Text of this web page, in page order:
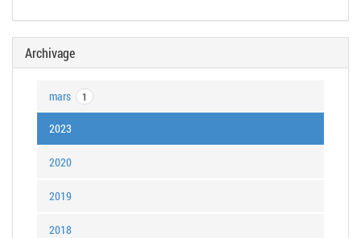
Archivage
mars 1
2023
2020
2019
2018